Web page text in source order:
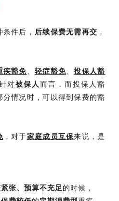
件后， 后续保费无需再交 ，
疾豁免、轻症豁免、投保人豁
对被保人而言，而投保人豁
情况时，可以得到保费的豁
，对于家庭成员互保来说，是
张、预算不充足的时候，